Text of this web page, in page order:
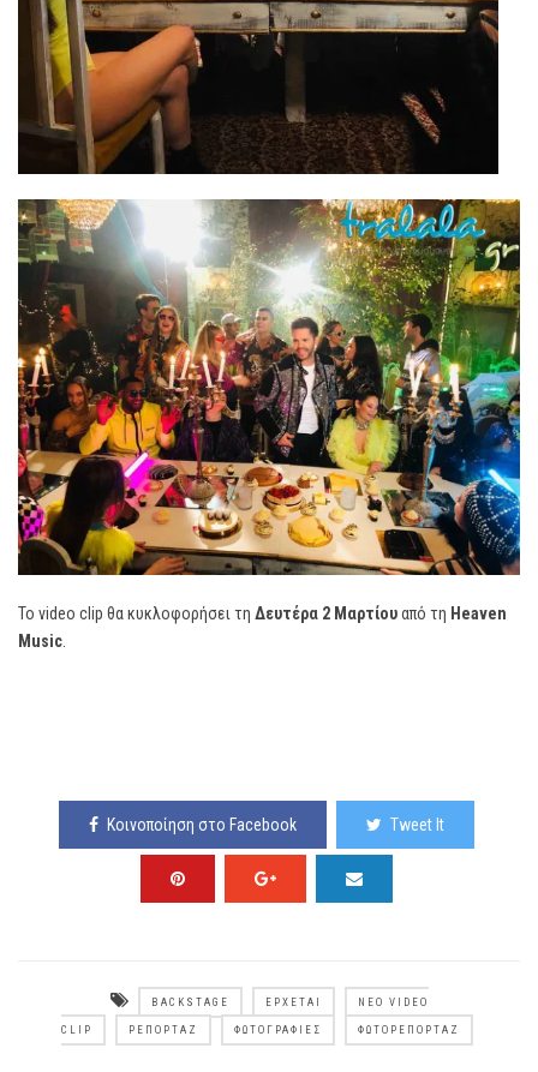
Το video clip θα κυκλοφορήσει τη Δευτέρα 2 Μαρτίουαπό τη Heaven
Music
Κοινοποίηση στο Facebook Tweet It
BACKSTAGE ΈΡΧΕΤΑΙ ΝΈΟ VIDEO
CLIP ΡΕΠΟΡΤΆΖ ΦΩΤΟΓΡΑΦΊΕΣ ΦΩΤΟΡΕΠΟΡΤΆΖ